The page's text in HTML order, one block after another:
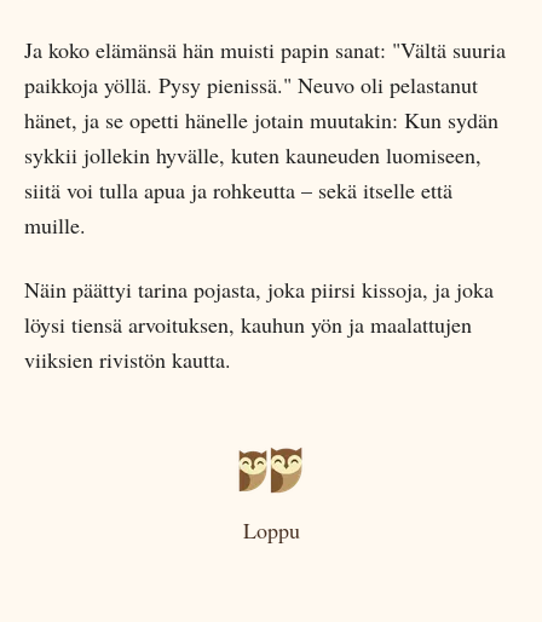
Ja koko elämänsä hän muisti papin sanat: "Vältä suuria
paikkoja yöllä. Pysy pienissä." Neuvo oli pelastanut
hänet, ja se opetti hänelle jotain muutakin: Kun sydän
sykkii jollekin hyvälle, kuten kauneuden luomiseen,
siitä voi tulla apua ja rohkeutta – sekä itselle että
muille.
Näin päättyi tarina pojasta, joka piirsi kissoja, ja joka
löysi tiensä arvoituksen, kauhun yön ja maalattujen
viiksien rivistön kautta.
Loppu